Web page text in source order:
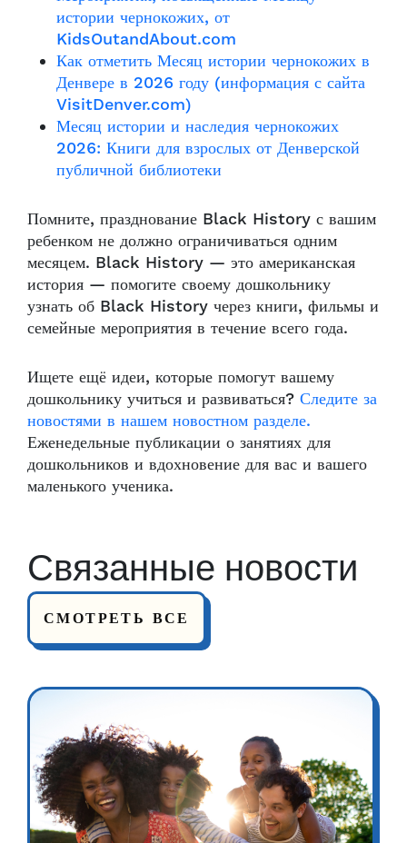
истории чернокожих, от
KidsOutandAbout.com
Как отметить Месяц истории чернокожих в
Денвере в 2026 году (информация с сайта
VisitDenver.com)
Месяц истории и наследия чернокожих
2026: Книги для взрослых от Денверской
публичной библиотеки
Помните, празднование Black History с вашим
ребенком не должно ограничиваться одним
месяцем. Black History — это американская
история — помогите своему дошкольнику
узнать об Black History через книги, фильмы и
семейные мероприятия в течение всего года.
Ищете ещё идеи, которые помогут вашему
дошкольнику учиться и развиваться? Следите за
новостями в нашем новостном разделе.
Еженедельные публикации о занятиях для
дошкольников и вдохновение для вас и вашего
маленького ученика.
Связанные новости
СМОТРЕТЬ ВСЕ